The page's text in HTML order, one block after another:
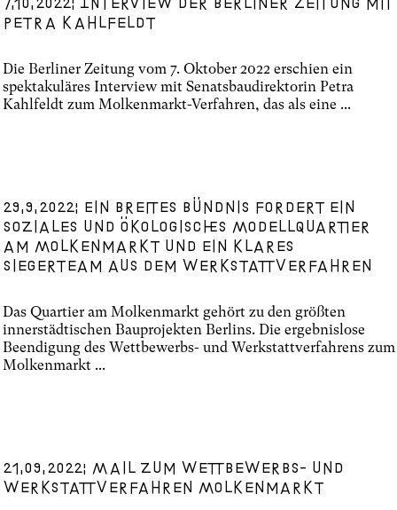
Petra Kahlfeldt
Die Berliner Zeitung vom 7. Oktober 2022 erschien ein
spektakuläres Interview mit Senatsbaudirektorin Petra
Kahlfeldt zum Molkenmarkt-Verfahren, das als eine ...
29.9.2022: Ein breites Bündnis fordert ein
soziales und ökologisches Modellquartier
am Molkenmarkt und ein klares
Siegerteam aus dem Werkstattverfahren
Das Quartier am Molkenmarkt gehört zu den größten
innerstädtischen Bauprojekten Berlins. Die ergebnislose
Beendigung des Wettbewerbs- und Werkstattverfahrens zum
Molkenmarkt ...
21.09.2022: Mail zum Wettbewerbs- und
Werkstattverfahren Molkenmarkt